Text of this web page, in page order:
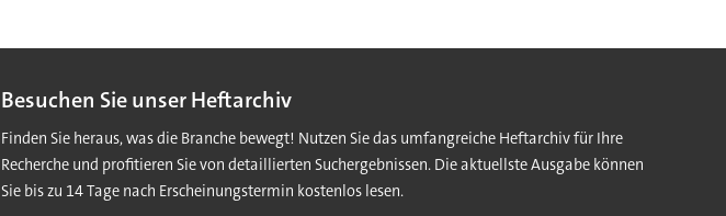
Besuchen Sie unser Heftarchiv
Finden Sie heraus, was die Branche bewegt! Nutzen Sie das umfangreiche Heftarchiv für Ihre
Recherche und profitieren Sie von detaillierten Suchergebnissen. Die aktuellste Ausgabe können
Sie bis zu 14 Tage nach Erscheinungstermin kostenlos lesen.